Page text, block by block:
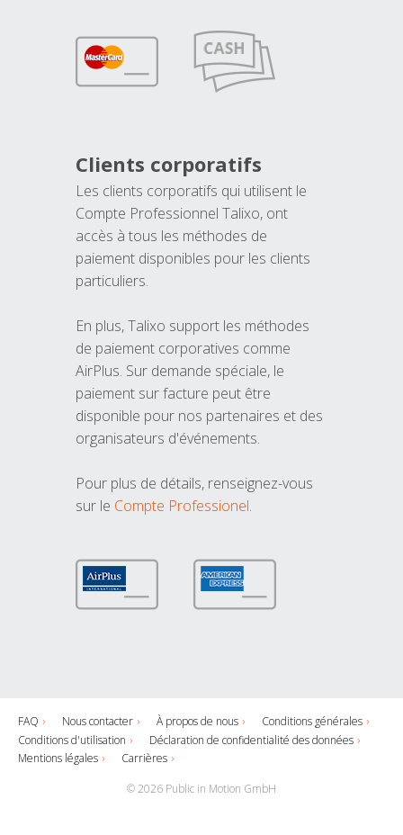
Clients corporatifs
Les clients corporatifs qui utilisent le
Compte Professionnel Talixo, ont
accès à tous les méthodes de
paiement disponibles pour les clients
particuliers.
En plus, Talixo support les méthodes
de paiement corporatives comme
AirPlus. Sur demande spéciale, le
paiement sur facture peut être
disponible pour nos partenaires et des
organisateurs d'événements.
Pour plus de détails, renseignez-vous
sur le Compte Professionel.
FAQ Nous contacter À propos de nous
Conditions générales
Conditions d'utilisation
Déclaration de confidentialité des données
Mentions légales
Carrières
© 2026 Public in Motion GmbH